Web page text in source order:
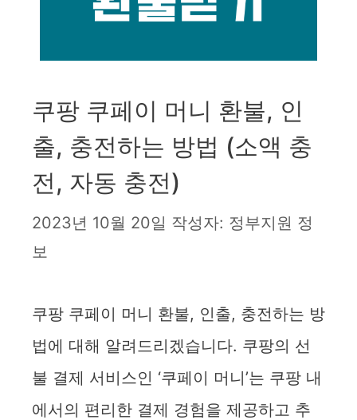
쿠팡 쿠페이 머니 환불, 인
출, 충전하는 방법 (소액 충
전, 자동 충전)
2023년 10월 20일 작성자: 정부지원 정
보
쿠팡 쿠페이 머니 환불, 인출, 충전하는 방
법에 대해 알려드리겠습니다. 쿠팡의 선
불 결제 서비스인 ‘쿠페이 머니’는 쿠팡 내
에서의 편리한 결제 경험을 제공하고 추